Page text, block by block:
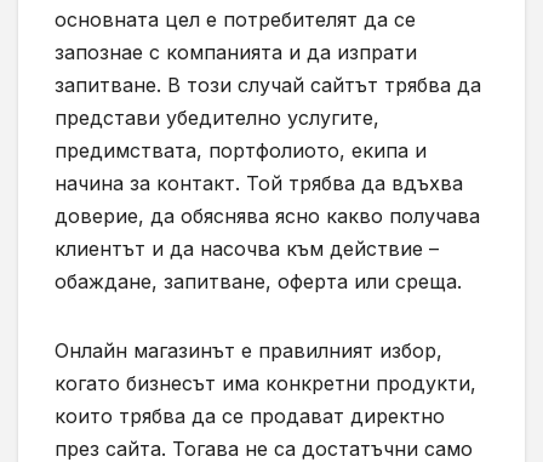
основната цел е потребителят да се
запознае с компанията и да изпрати
запитване. В този случай сайтът трябва да
представи убедително услугите,
предимствата, портфолиото, екипа и
начина за контакт. Той трябва да вдъхва
доверие, да обяснява ясно какво получава
клиентът и да насочва към действие –
обаждане, запитване, оферта или среща.
Онлайн магазинът е правилният избор,
когато бизнесът има конкретни продукти,
които трябва да се продават директно
през сайта. Тогава не са достатъчни само